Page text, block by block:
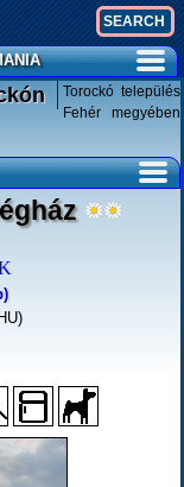
Torockó település
Fehér megyében